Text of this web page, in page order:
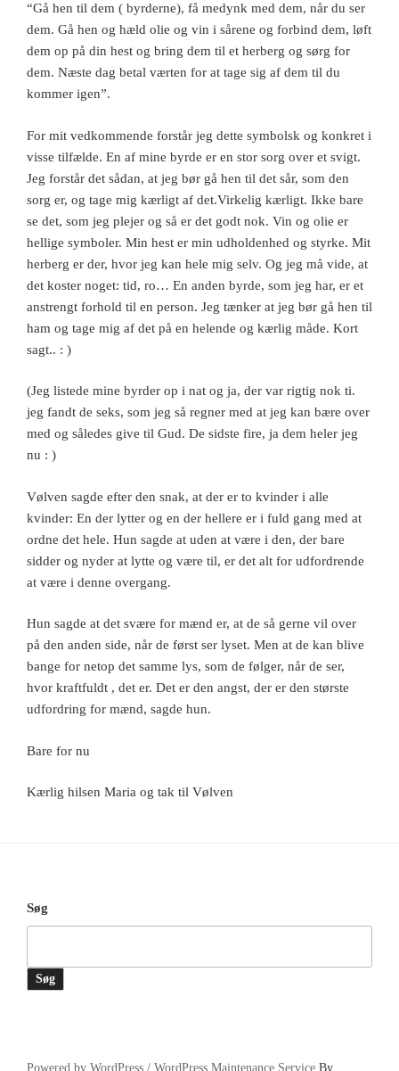
“Gå hen til dem ( byrderne), få medynk med dem, når du ser
dem. Gå hen og hæld olie og vin i sårene og forbind dem, løft
dem op på din hest og bring dem til et herberg og sørg for
dem. Næste dag betal værten for at tage sig af dem til du
kommer igen”.
For mit vedkommende forstår jeg dette symbolsk og konkret i
visse tilfælde. En af mine byrde er en stor sorg over et svigt.
Jeg forstår det sådan, at jeg bør gå hen til det sår, som den
sorg er, og tage mig kærligt af det.Virkelig kærligt. Ikke bare
se det, som jeg plejer og så er det godt nok. Vin og olie er
hellige symboler. Min hest er min udholdenhed og styrke. Mit
herberg er der, hvor jeg kan hele mig selv. Og jeg må vide, at
det koster noget: tid, ro… En anden byrde, som jeg har, er et
anstrengt forhold til en person. Jeg tænker at jeg bør gå hen til
ham og tage mig af det på en helende og kærlig måde. Kort
sagt.. : )
(Jeg listede mine byrder op i nat og ja, der var rigtig nok ti.
jeg fandt de seks, som jeg så regner med at jeg kan bære over
med og således give til Gud. De sidste fire, ja dem heler jeg
nu : )
Vølven sagde efter den snak, at der er to kvinder i alle
kvinder: En der lytter og en der hellere er i fuld gang med at
ordne det hele. Hun sagde at uden at være i den, der bare
sidder og nyder at lytte og være til, er det alt for udfordrende
at være i denne overgang.
Hun sagde at det svære for mænd er, at de så gerne vil over
på den anden side, når de først ser lyset. Men at de kan blive
bange for netop det samme lys, som de følger, når de ser,
hvor kraftfuldt , det er. Det er den angst, der er den største
udfordring for mænd, sagde hun.
Bare for nu
Kærlig hilsen Maria og tak til Vølven
Søg
Søg
Powered by WordPress / WordPress Maintenance Service By